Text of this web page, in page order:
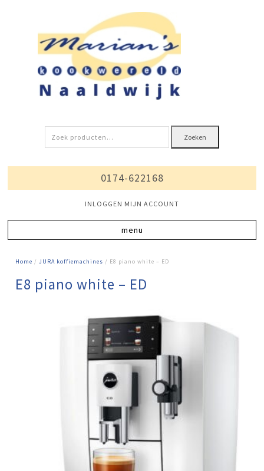
Zoeken
naar:
Zoeken
0174-622168
INLOGGEN MIJN ACCOUNT
Home /JURA koffiemachines / E8 piano white – ED
E8 piano white – ED